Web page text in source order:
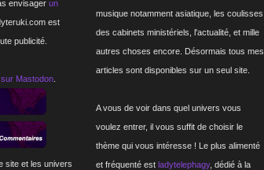
envisagerun
est
publicité.
sur Mastodon
site et les univers
musique notamment asiatique, les coulisses
des cabinets ministériels, l'actualité, et mille
autres choses encore. Désormais tous mes
articles sont disponibles sur un seul site.
A vous de voir dans quel univers vous
voulez entrer, il vous suffit de choisir le
thème qui vous intéresse ! Le plus alimenté
et fréquenté est ladytelephagy, dédié à la